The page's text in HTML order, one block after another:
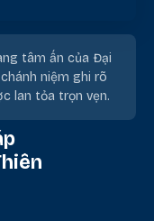
tâm ấn của Đại
niệm ghi rõ
lan tỏa trọn vẹn.